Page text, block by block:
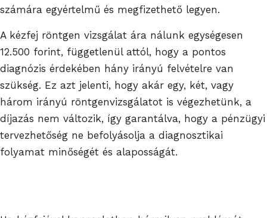
számára egyértelmű és megfizethető legyen.
A kézfej röntgen vizsgálat ára nálunk egységesen
12.500 forint, függetlenül attól, hogy a pontos
diagnózis érdekében hány irányú felvételre van
szükség. Ez azt jelenti, hogy akár egy, két, vagy
három irányú röntgenvizsgálatot is végezhetünk, a
díjazás nem változik, így garantálva, hogy a pénzügyi
tervezhetőség ne befolyásolja a diagnosztikai
folyamat minőségét és alaposságát.